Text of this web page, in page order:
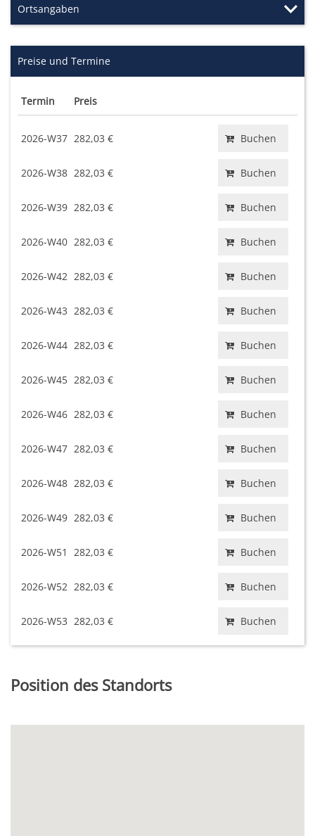
Ortsangaben
Preise und Termine
Termin Preis
2026-W37 282,03 € Buchen
2026-W38 282,03 € Buchen
2026-W39 282,03 € Buchen
2026-W40 282,03 € Buchen
2026-W42 282,03 € Buchen
2026-W43 282,03 € Buchen
2026-W44 282,03 € Buchen
2026-W45 282,03 € Buchen
2026-W46 282,03 € Buchen
2026-W47 282,03 € Buchen
2026-W48 282,03 € Buchen
2026-W49 282,03 € Buchen
2026-W51 282,03 € Buchen
2026-W52 282,03 € Buchen
2026-W53 282,03 € Buchen
Position des Standorts